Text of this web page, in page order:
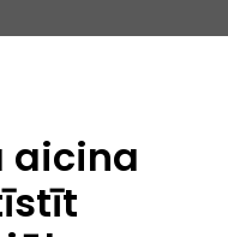
aicina